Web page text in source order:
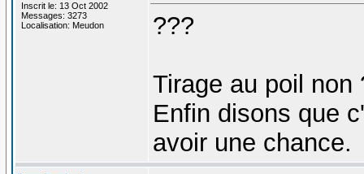
Inscrit le: 13 Oct 2002
Messages: 3273
Localisation: Meudon
???
Tirage au poil non
Enfin disons que
avoir une chance.